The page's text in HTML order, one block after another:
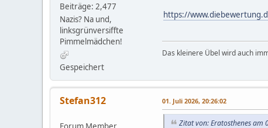
Beiträge: 2,477
Nazis? Na und,
linksgrünversiffte
Pimmelmädchen!
Gespeichert
https://
Das kleinere Übel wird auch
Stefan312 01. Juli 2026, 20:26:02
Zitat von: Eratosthenes am